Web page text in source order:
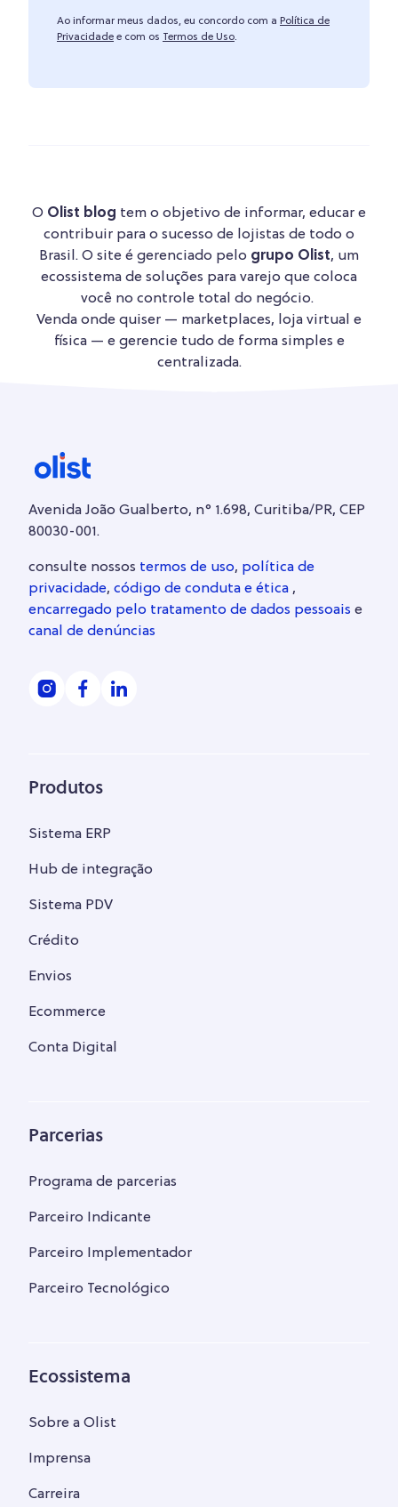
Ao informar meus dados, eu concordo com a Política de
Privacidade e com os Termos de Uso.
O Olist blog tem o objetivo de informar, educar e
contribuir para o sucesso de lojistas de todo o
Brasil. O site é gerenciado pelo grupo Olist, um
ecossistema de soluções para varejo que coloca
você no controle total do negócio.
Venda onde quiser — marketplaces, loja virtual e
física — e gerencie tudo de forma simples e
centralizada.
Avenida João Gualberto, n° 1.698, Curitiba/PR, CEP
80030-001.
consulte nossos termos de uso, política de
privacidade, código de conduta e ética ,
encarregado pelo tratamento de dados pessoais e
canal de denúncias
Produtos
Sistema ERP
Hub de integração
Sistema PDV
Crédito
Envios
Ecommerce
Conta Digital
Parcerias
Programa de parcerias
Parceiro Indicante
Parceiro Implementador
Parceiro Tecnológico
Ecossistema
Sobre a Olist
Imprensa
Carreira